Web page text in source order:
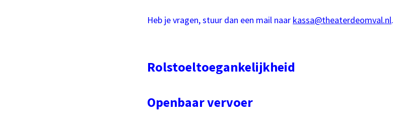
Heb je vragen, stuur dan een mail naar kassa@theaterdeomval.nl.
Rolstoeltoegankelijkheid
Openbaar vervoer